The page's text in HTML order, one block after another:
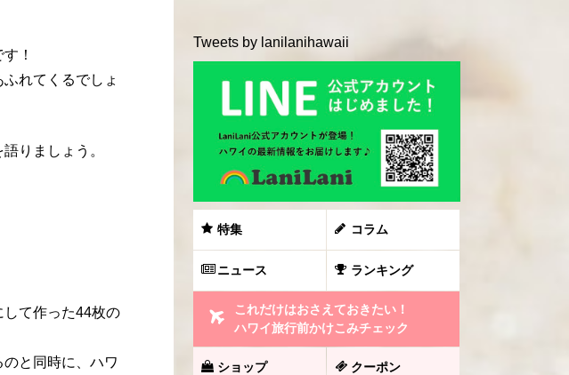
！
れてくるでしょ
りましょう。
て作った44枚の
と同時に、ハワ
Tweets by lanilanihawaii
特集 コラム
ニュース ランキング
これだけはおさえておきたい！
ハワイ旅行前かけこみチェック
ショップ クーポン